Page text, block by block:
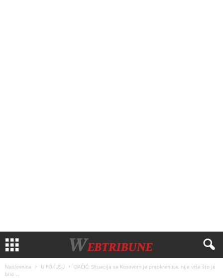
Naslovnica U FOKUSU
DAČIĆ: Situacija sa Kosovom je preokrenuta, nije više što je
bilo …